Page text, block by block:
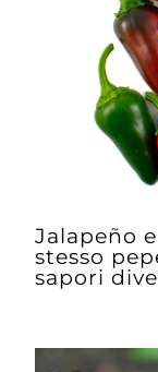
Jalapeño
stesso
sapori